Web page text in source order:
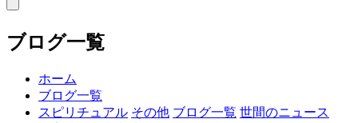
ブログ一覧
ホーム
ブログ一覧
スピリチュアル その他 ブログ一覧 世間のニュース